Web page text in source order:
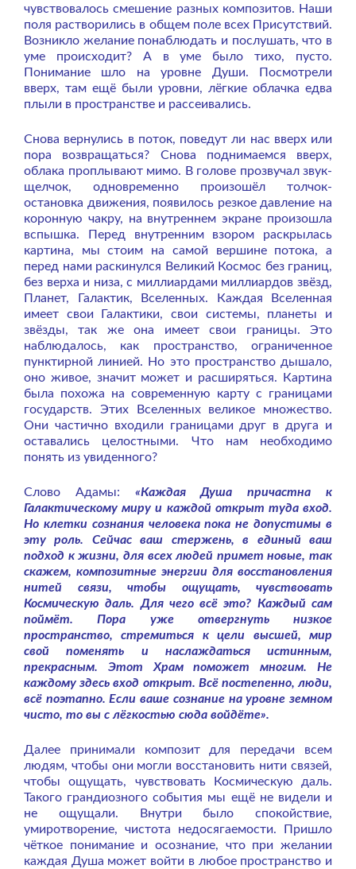
чувствовалось смешение разных композитов. Наши
поля растворились в общем поле всех Присутствий.
Возникло желание понаблюдать и послушать, что в
уме происходит? А в уме было тихо, пусто.
Понимание шло на уровне Души. Посмотрели
вверх, там ещё были уровни, лёгкие облачка едва
плыли в пространстве и рассеивались.
Снова вернулись в поток, поведут ли нас вверх или
пора возвращаться? Снова поднимаемся вверх,
облака проплывают мимо. В голове прозвучал звук-
щелчок, одновременно произошёл толчок-
остановка движения, появилось резкое давление на
коронную чакру, на внутреннем экране произошла
вспышка. Перед внутренним взором раскрылась
картина, мы стоим на самой вершине потока, а
перед нами раскинулся Великий Космос без границ,
без верха и низа, с миллиардами миллиардов звёзд,
Планет, Галактик, Вселенных. Каждая Вселенная
имеет свои Галактики, свои системы, планеты и
звёзды, так же она имеет свои границы. Это
наблюдалось, как пространство, ограниченное
пунктирной линией. Но это пространство дышало,
оно живое, значит может и расширяться. Картина
была похожа на современную карту с границами
государств. Этих Вселенных великое множество.
Они частично входили границами друг в друга и
оставались целостными. Что нам необходимо
понять из увиденного?
Слово Адамы: «Каждая Душа причастна к
Галактическому миру и каждой открыт туда вход.
Но клетки сознания человека пока не допустимы в
эту роль. Сейчас ваш стержень, в единый ваш
подход к жизни, для всех людей примет новые, так
скажем, композитные энергии для восстановления
нитей связи, чтобы ощущать, чувствовать
Космическую даль. Для чего всё это? Каждый сам
поймёт. Пора уже отвергнуть низкое
пространство, стремиться к цели высшей, мир
свой поменять и наслаждаться истинным,
прекрасным. Этот Храм поможет многим. Не
каждому здесь вход открыт. Всё постепенно, люди,
всё поэтапно. Если ваше сознание на уровне земном
чисто, то вы с лёгкостью сюда войдёте».
Далее принимали композит для передачи всем
людям, чтобы они могли восстановить нити связей,
чтобы ощущать, чувствовать Космическую даль.
Такого грандиозного события мы ещё не видели и
не ощущали. Внутри было спокойствие,
умиротворение, чистота недосягаемости. Пришло
чёткое понимание и осознание, что при желании
каждая Душа может войти в любое пространство и